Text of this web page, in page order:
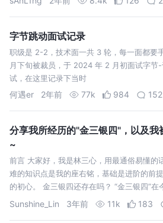
字节跳动面试记录
职级是 2-2，技术面一共 3 轮，每一面都要
月下旬被裁员，于 2024 年 2 月初面试字节
试，在这里记录下当时
何遇er 2年前 77k 984 152
分享我所经历的"金三银四"，以及
~
前言 大家好，我是林三心，用最通俗易懂的
难的知识点是我的座右铭，基础是进阶的前
的初心。 金三银四还存在吗？ “金三银四”在
存在吗？我觉得还存在，但是今年确实是比以
Sunshine_Lin 3年前 11k 183